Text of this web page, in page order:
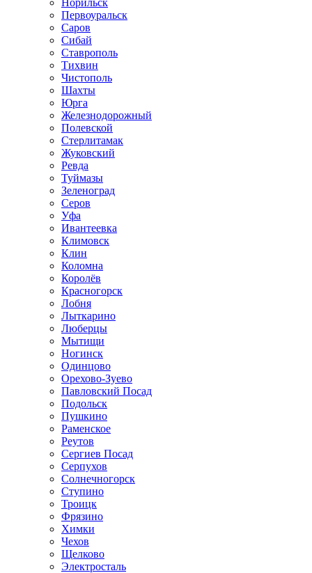
Норильск
Первоуральск
Саров
Сибай
Ставрополь
Тихвин
Чистополь
Шахты
Юрга
Железнодорожный
Полевской
Стерлитамак
Жуковский
Ревда
Туймазы
Зеленоград
Серов
Уфа
Ивантеевка
Климовск
Клин
Коломна
Королёв
Красногорск
Лобня
Лыткарино
Люберцы
Мытищи
Ногинск
Одинцово
Орехово-Зуево
Павловский Посад
Подольск
Пушкино
Раменское
Реутов
Сергиев Посад
Серпухов
Солнечногорск
Ступино
Троицк
Фрязино
Химки
Чехов
Щелково
Электросталь